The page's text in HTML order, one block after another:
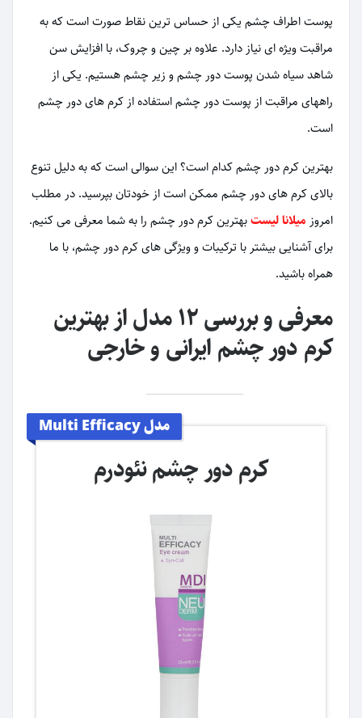
پوست اطراف چشم یکی از حساس ترین نقاط صورت است که به
مراقبت ویژه ای نیاز دارد. علاوه بر چین و چروک، با افزایش سن
شاهد سیاه شدن پوست دور چشم و زیر چشم هستیم. یکی از
راههای مراقبت از پوست دور چشم استفاده از کرم های دور چشم
است.
بهترین کرم دور چشم کدام است؟ این سوالی است که به دلیل تنوع
بالای کرم های دور چشم ممکن است از خودتان بپرسید. در مطلب
امروز میلانا لیستبهترین کرم دور چشم را به شما معرفی می کنیم.
برای آشنایی بیشتر با ترکیبات و ویژگی های کرم دور چشم، با ما
همراه باشید.
معرفی و بررسی ۱۲ مدل از بهترین
کرم دور چشم ایرانی و خارجی
مدل Multi Efficacy
کرم دور چشم نئودرم